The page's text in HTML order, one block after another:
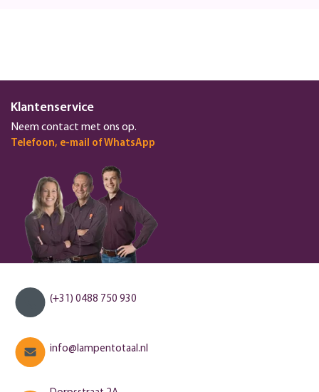
Klantenservice
Neem contact met ons op.
Telefoon, e-mail of WhatsApp
(+31) 0488 750 930
info@lampentotaal.nl